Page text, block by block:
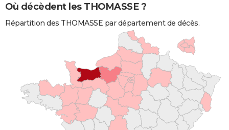
Où décèdent les THOMASSE ?
Répartition des THOMASSE par département de décès.